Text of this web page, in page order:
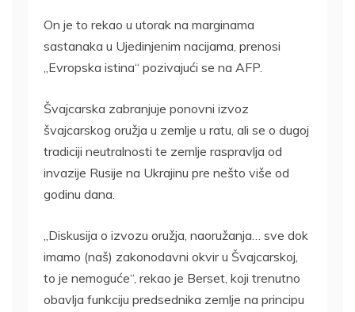
On je to rekao u utorak na marginama
sastanaka u Ujedinjenim nacijama, prenosi
„Evropska istina“ pozivajući se na AFP.
Švajcarska zabranjuje ponovni izvoz
švajcarskog oružja u zemlje u ratu, ali se o dugoj
tradiciji neutralnosti te zemlje raspravlja od
invazije Rusije na Ukrajinu pre nešto više od
godinu dana.
„Diskusija o izvozu oružja, naoružanja… sve dok
imamo (naš) zakonodavni okvir u Švajcarskoj,
to je nemoguće“, rekao je Berset, koji trenutno
obavlja funkciju predsednika zemlje na principu